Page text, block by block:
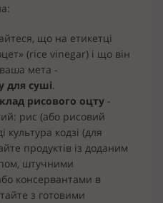
що на етикетці
(rice vinegar) і що він
мета -
для суші.
рисового оцту -
рис (або рисовий
культура кодзі (для
продуктів із доданим
штучними
консервантами в
з готовими